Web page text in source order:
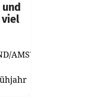
und
viel
AMSTERDAM.